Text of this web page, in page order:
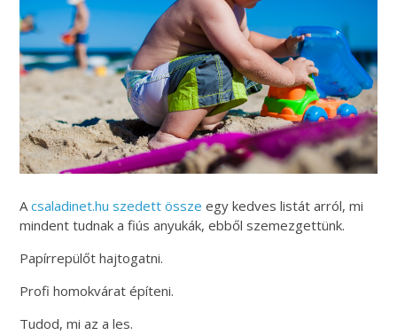
Acsaladinet.hu szedett össze egy kedves listát arról, mi
mindent tudnak a fiús anyukák, ebből szemezgettünk.
Papírrepülőt hajtogatni.
Profi homokvárat építeni.
Tudod, mi az a les.